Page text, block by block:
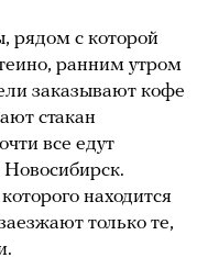
рядом с которой
ранним утром
заказывают кофе
стакан
все едут
находится
только те,